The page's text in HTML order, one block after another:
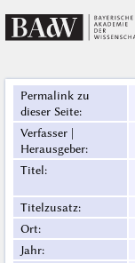
Permalink zu
dieser Seite:
Verfasser |
Herausgeber:
Titel:
Titelzusatz:
Ort:
Jahr: